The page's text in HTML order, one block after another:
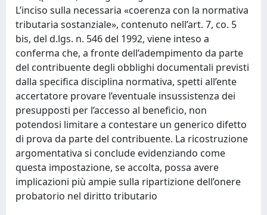
L’inciso sulla necessaria «coerenza con la normativa
tributaria sostanziale», contenuto nell’art. 7, co. 5
bis, del d.lgs. n. 546 del 1992, viene inteso a
conferma che, a fronte dell’adempimento da parte
del contribuente degli obblighi documentali previsti
dalla specifica disciplina normativa, spetti all’ente
accertatore provare l’eventuale insussistenza dei
presupposti per l’accesso al beneficio, non
potendosi limitare a contestare un generico difetto
di prova da parte del contribuente. La ricostruzione
argomentativa si conclude evidenziando come
questa impostazione, se accolta, possa avere
implicazioni più ampie sulla ripartizione dell’onere
probatorio nel diritto tributario